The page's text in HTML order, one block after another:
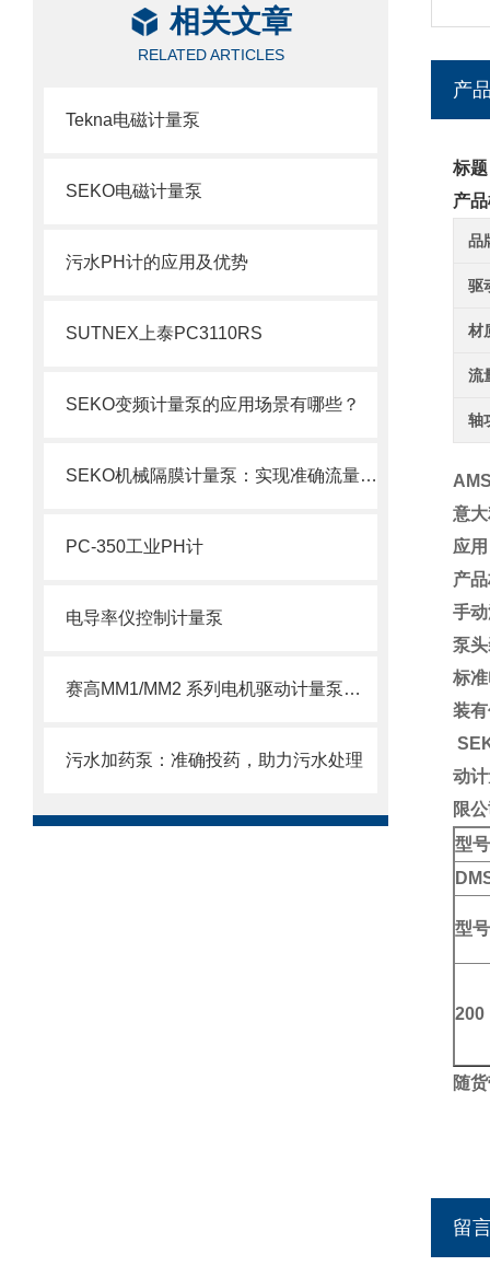
相关文章
RELATED ARTICLES
Tekna电磁计量泵
SEKO电磁计量泵
污水PH计的应用及优势
SUTNEX上泰PC3110RS
SEKO变频计量泵的应用场景有哪些？
SEKO机械隔膜计量泵：实现准确流量的理想选择
PC-350工业PH计
电导率仪控制计量泵
赛高MM1/MM2 系列电机驱动计量泵使用注意事项
污水加药泵：准确投药，助力污水处理
产
标
产
品
驱
材
流
轴
意
应
产
手
泵
标
装
动
限
型号
型号
200
随
留